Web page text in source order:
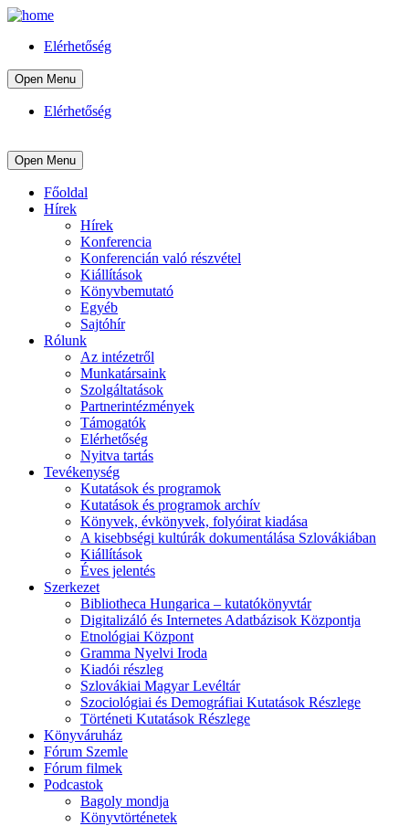
Elérhetőség
Open Menu
Elérhetőség
Open Menu
Főoldal
Hírek
Hírek
Konferencia
Konferencián való részvétel
Kiállítások
Könyvbemutató
Egyéb
Sajtóhír
Rólunk
Az intézetről
Munkatársaink
Szolgáltatások
Partnerintézmények
Támogatók
Elérhetőség
Nyitva tartás
Tevékenység
Kutatások és programok
Kutatások és programok archív
Könyvek, évkönyvek, folyóirat kiadása
A kisebbségi kultúrák dokumentálása Szlovákiában
Kiállítások
Éves jelentés
Szerkezet
Bibliotheca Hungarica – kutatókönyvtár
Digitalizáló és Internetes Adatbázisok Központja
Etnológiai Központ
Gramma Nyelvi Iroda
Kiadói részleg
Szlovákiai Magyar Levéltár
Szociológiai és Demográfiai Kutatások Részlege
Történeti Kutatások Részlege
Könyváruház
Fórum Szemle
Fórum filmek
Podcastok
Bagoly mondja
Könyvtörténetek